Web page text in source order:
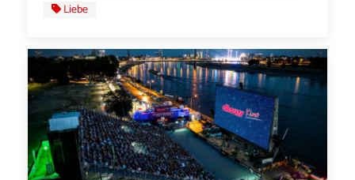
Liebe